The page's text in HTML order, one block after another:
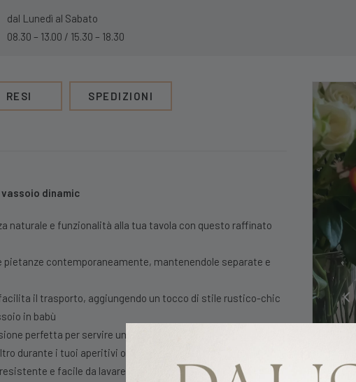
dal Lunedì al Sabato
08.30 – 13.00 / 15.30 – 18.30
RESI SPEDIZIONI
dinamic
naturale e funzionalità alla tua tavola con questo raffinato
pietanze contemporaneamente, mantenendole separate e
il trasporto, aggiungendo un tocco di stile rustico-chic
in babù
perfetta per servire una varietà di stuzzichini, salse,
durante i tuoi aperitivi o brunch
e facile da lavare, anche in lavastoviglie (si consiglia